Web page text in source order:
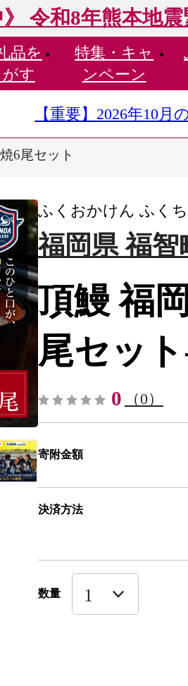
》 令和8年熊本地
品を
がす
特集・ キャ
ンペーン
【重要】2026年10
6尾セット
ふくおかけん ふく
福岡県 福智
頂鰻 福
尾セッ
0 （0）
寄附金額
決済方法
数量